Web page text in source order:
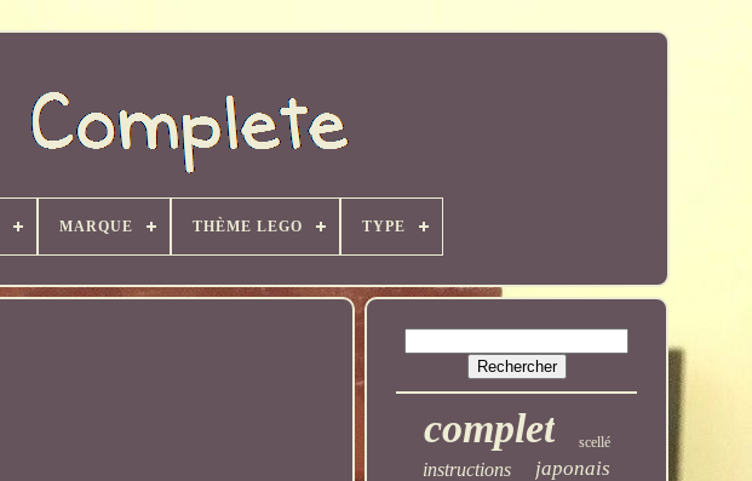
MARQUE THÈME LEGO TYPE
complet scellé
instructions japonais